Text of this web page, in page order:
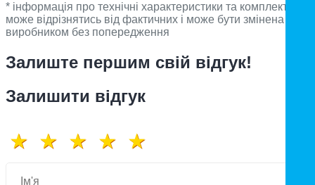
* інформація про технічні характеристики та комплектацію
може відрізнятись від фактичних і може бути змінена
виробником без попередження
Залиште першим свій відгук!
Залишити відгук